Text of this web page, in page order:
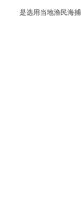
是选用当地渔民海